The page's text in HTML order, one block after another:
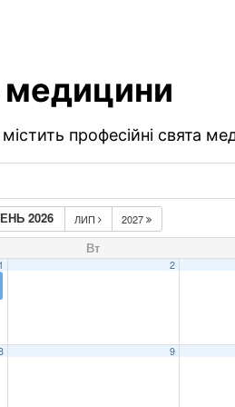
професійні свята
2026 ЛИП 2027
Вт
1 2
9